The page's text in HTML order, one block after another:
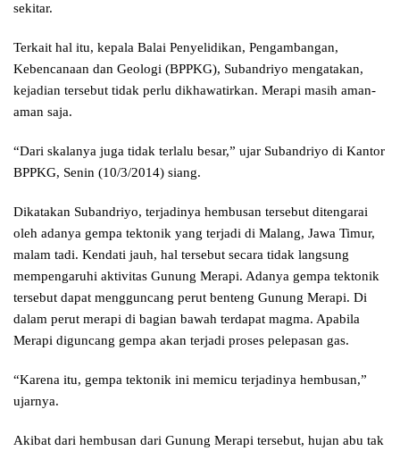
sekitar.
Terkait hal itu, kepala Balai Penyelidikan, Pengambangan,
Kebencanaan dan Geologi (BPPKG), Subandriyo mengatakan,
kejadian tersebut tidak perlu dikhawatirkan. Merapi masih aman-
aman saja.
“Dari skalanya juga tidak terlalu besar,” ujar Subandriyo di Kantor
BPPKG, Senin (10/3/2014) siang.
Dikatakan Subandriyo, terjadinya hembusan tersebut ditengarai
oleh adanya gempa tektonik yang terjadi di Malang, Jawa Timur,
malam tadi. Kendati jauh, hal tersebut secara tidak langsung
mempengaruhi aktivitas Gunung Merapi. Adanya gempa tektonik
tersebut dapat mengguncang perut benteng Gunung Merapi. Di
dalam perut merapi di bagian bawah terdapat magma. Apabila
Merapi diguncang gempa akan terjadi proses pelepasan gas.
“Karena itu, gempa tektonik ini memicu terjadinya hembusan,”
ujarnya.
Akibat dari hembusan dari Gunung Merapi tersebut, hujan abu tak